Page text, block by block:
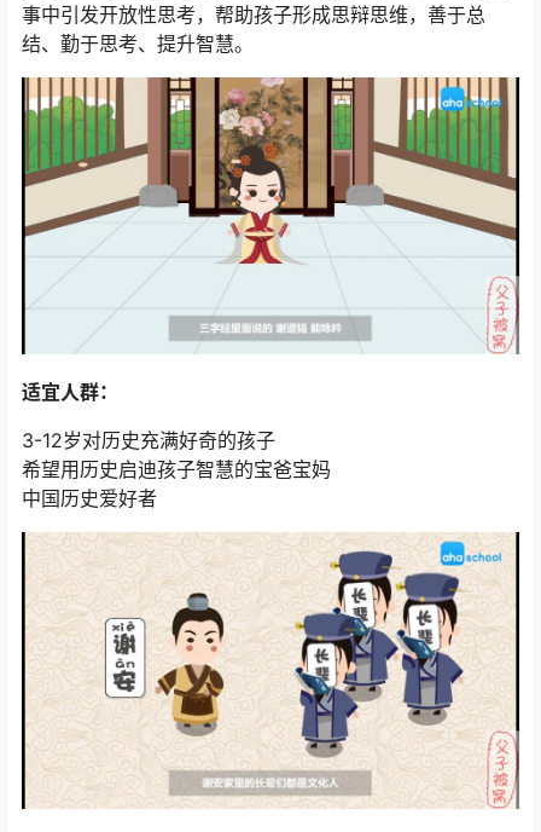
事中引发开放性思考，帮助孩子形成思辩思维，善于总
结、勤于思考、提升智慧。
适宜人群：
3-12岁对历史充满好奇的孩子
希望用历史启迪孩子智慧的宝爸宝妈
中国历史爱好者